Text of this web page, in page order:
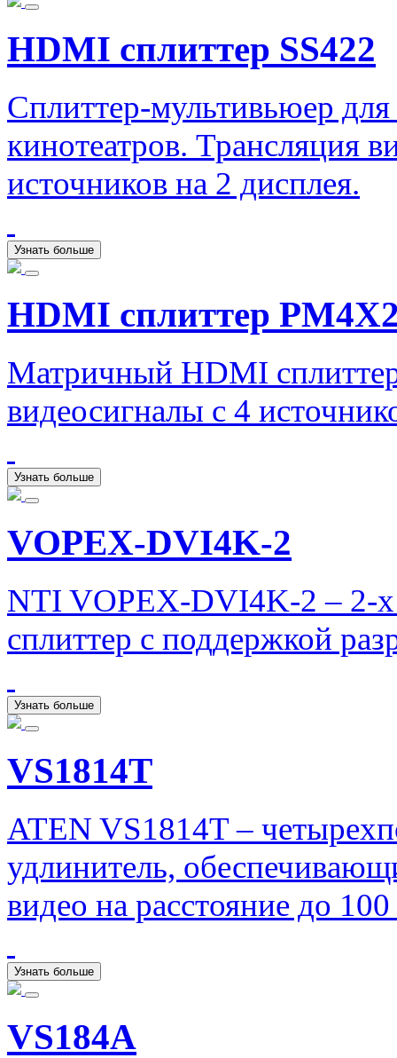
HDMI сплиттер SS422
Сплиттер-мультивьюер
кинотеатров. Трансляция
источников на 2 дисплея.
Узнать больше
HDMI сплиттер
Матричный HDMI
видеосигналы с 4
Узнать больше
VOPEX-DVI4K-2
NTI VOPEX-DVI4K-2 – 2-
сплиттер с поддержкой
Узнать больше
VS1814T
ATEN VS1814T –
удлинитель,
видео на расстояние до
Узнать больше
VS184A